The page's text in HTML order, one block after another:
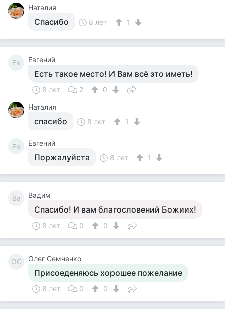
Наталия
Спасибо 8 лет 1
Ев Евгений
Есть такое место! И Вам всё это иметь!
8 лет 2
0
Наталия
спасибо 8 лет 1
Ев Евгений
Поржалуйста 8 лет 1
Ва Вадим
Спасибо! И вам благословений Божиих!
8 лет 0 0
ОС Олег Семченко
Присоеденяюсь хорошее пожелание
8 лет 0 0